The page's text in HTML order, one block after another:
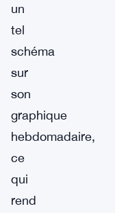
un
tel
schéma
sur
son
graphique
hebdomadaire,
ce
qui
rend